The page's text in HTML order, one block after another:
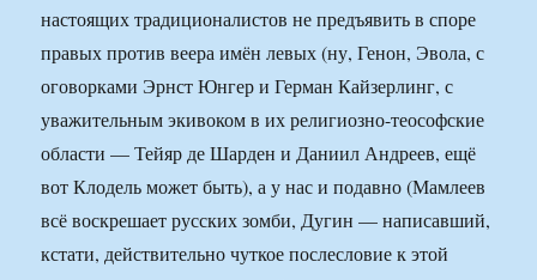
настоящих традиционалистов не предъявить в споре
правых против веера имён левых (ну, Генон, Эвола, с
оговорками Эрнст Юнгер и Герман Кайзерлинг, с
уважительным экивоком в их религиозно-теософские
области — Тейяр де Шарден и Даниил Андреев, ещё
вот Клодель может быть), а у нас и подавно (Мамлеев
всё воскрешает русских зомби, Дугин — написавший,
кстати, действительно чуткое послесловие к этой